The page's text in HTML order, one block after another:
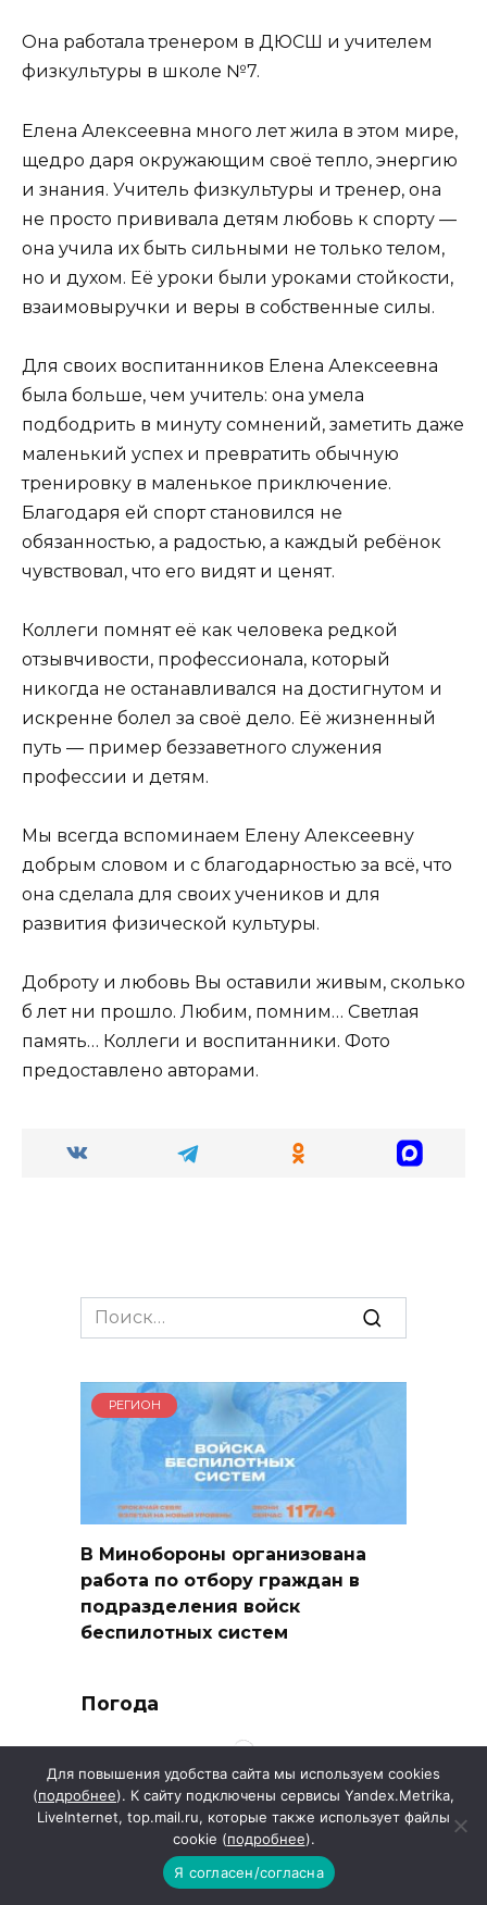
Она работала тренером в ДЮСШ и учителем
физкультуры в школе №7.
Елена Алексеевна много лет жила в этом мире,
щедро даря окружающим своё тепло, энергию
и знания. Учитель физкультуры и тренер, она
не просто прививала детям любовь к спорту —
она учила их быть сильными не только телом,
но и духом. Её уроки были уроками стойкости,
взаимовыручки и веры в собственные силы.
Для своих воспитанников Елена Алексеевна
была больше, чем учитель: она умела
подбодрить в минуту сомнений, заметить даже
маленький успех и превратить обычную
тренировку в маленькое приключение.
Благодаря ей спорт становился не
обязанностью, а радостью, а каждый ребёнок
чувствовал, что его видят и ценят.
Коллеги помнят её как человека редкой
отзывчивости, профессионала, который
никогда не останавливался на достигнутом и
искренне болел за своё дело. Её жизненный
путь — пример беззаветного служения
профессии и детям.
Мы всегда вспоминаем Елену Алексеевну
добрым словом и с благодарностью за всё, что
она сделала для своих учеников и для
развития физической культуры.
Доброту и любовь Вы оставили живым, сколько
б лет ни прошло. Любим, помним… Светлая
память… Коллеги и воспитанники. Фото
предоставлено авторами.
Search
for:
РЕГИОН
В Минобороны организована
работа по отбору граждан в
подразделения войск
беспилотных систем
Погода
Для повышения удобства сайта мы используем cookies
(подробнее). К сайту подключены сервисы Yandex.Metrika,
LiveInternet, top.mail.ru, которые также использует файлы
cookie (подробнее).
Я согласен/согласна